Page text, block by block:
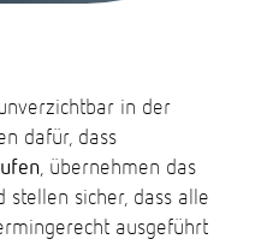
in der
dafür, dass
, übernehmen das
stellen sicher, dass alle
ausgeführt